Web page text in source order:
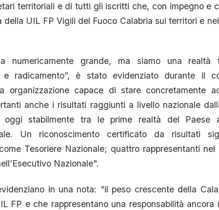
territoriali e di tutti gli iscritti che, con impegno e
della UIL FP Vigili del Fuoco Calabria sui territori e
numericamente grande, ma siamo una realtà
e radicamento”, è stato evidenziato durante il
organizzazione capace di stare concretamente
anche i risultati raggiunti a livello nazionale
stabilmente tra le prime realtà del Paese
Un riconoscimento certificato da risultati
Tesoriere Nazionale; quattro rappresentanti nel
Nazionale".
in una nota: "il peso crescente della
FP e che rappresentano una responsabilità ancora